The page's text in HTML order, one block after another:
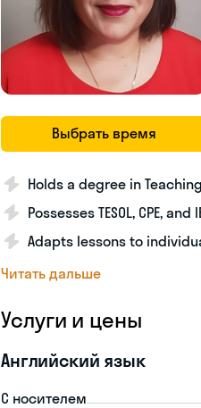
Выбрать время
Holds a degree in
Possesses TESOL, CPE,
Adapts lessons to
Читать дальше
Услуги и цены
Английский язык
С носителем